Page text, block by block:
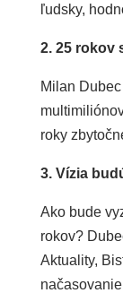
ľudsky,
2. 25 rokov
Milan
roky
3. Vízia
Ako bude
rokov?
Aktuality,